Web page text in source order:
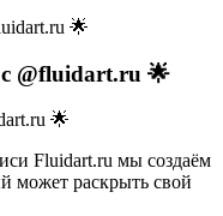
с @fluidart.ru 🌟
🌟
Fluidart.ru мы создаём
может раскрыть свой